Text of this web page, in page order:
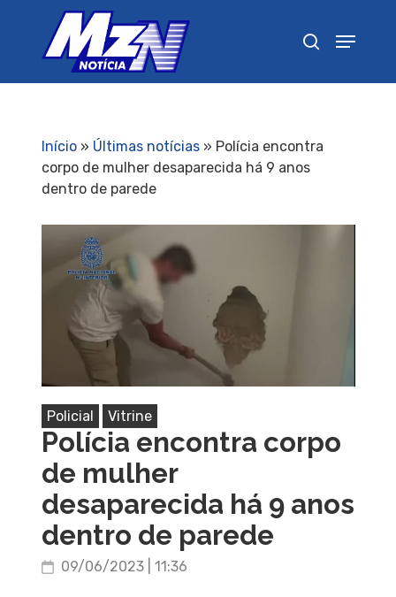
Início» Últimas notícias» Polícia encontra
corpo de mulher desaparecida há 9 anos
dentro de parede
Policial Vitrine
Polícia encontra corpo
de mulher
desaparecida há 9 anos
dentro de parede
09/06/2023 | 11:36